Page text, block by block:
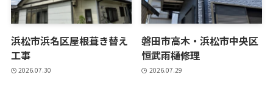
浜松市浜名区屋根葺き替え
工事
2026.07.30
磐田市高木・浜松市中央区
恒武雨樋修理
2026.07.29